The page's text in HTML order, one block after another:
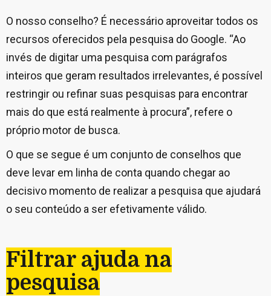
O nosso conselho? É necessário aproveitar todos os
recursos oferecidos pela pesquisa do Google. “Ao
invés de digitar uma pesquisa com parágrafos
inteiros que geram resultados irrelevantes, é possível
restringir ou refinar suas pesquisas para encontrar
mais do que está realmente à procura”, refere o
próprio motor de busca.
O que se segue é um conjunto de conselhos que
deve levar em linha de conta quando chegar ao
decisivo momento de realizar a pesquisa que ajudará
o seu conteúdo a ser efetivamente válido.
Filtrar ajuda na
pesquisa